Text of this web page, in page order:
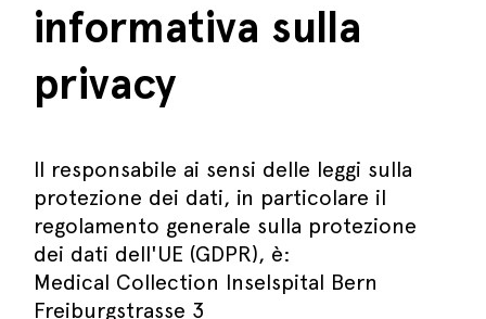
informativa sulla
privacy
Il responsabile ai sensi delle leggi sulla
protezione dei dati, in particolare il
regolamento generale sulla protezione
dei dati dell'UE (GDPR), è:
Medical Collection Inselspital Bern
Freiburgstrasse 3